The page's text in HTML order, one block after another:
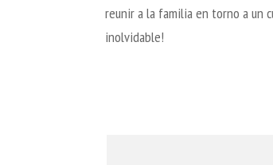
reunir a la familia en torno a un
inolvidable!